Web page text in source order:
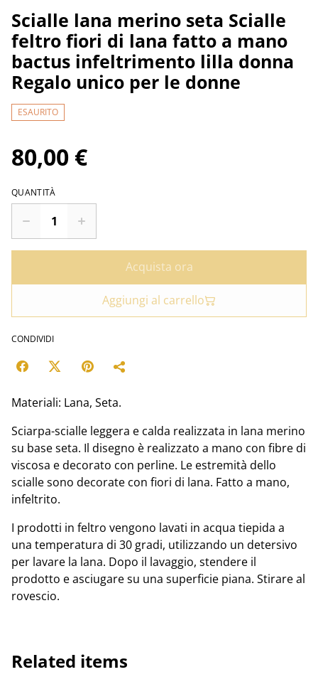
Scialle lana merino seta Scialle
feltro fiori di lana fatto a mano
bactus infeltrimento lilla donna
Regalo unico per le donne
ESAURITO
80,00 €
QUANTITÀ
Acquista ora
Aggiungi al carrello
CONDIVIDI
Materiali: Lana, Seta.
Sciarpa-scialle leggera e calda realizzata in lana merino
su base seta. Il disegno è realizzato a mano con fibre di
viscosa e decorato con perline. Le estremità dello
scialle sono decorate con fiori di lana. Fatto a mano,
infeltrito.
I prodotti in feltro vengono lavati in acqua tiepida a
una temperatura di 30 gradi, utilizzando un detersivo
per lavare la lana. Dopo il lavaggio, stendere il
prodotto e asciugare su una superficie piana. Stirare al
rovescio.
Related items